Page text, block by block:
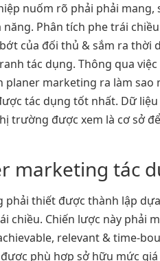
nuốm rõ phải phải mang,
Phân tích phe trái
của đối thủ & sắm ra thời
tác dụng. Thông qua
planer marketing ra làm sao
tác dụng tốt nhất. Dữ
trường được xem là cơ sở
marketing tác
phải thiết được thành lập
chiều. Chiến lược này phải
relevant & time-
phù hợp sở hữu mức